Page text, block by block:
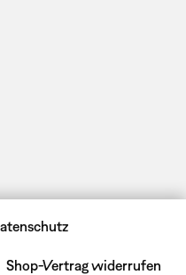
Shop-Vertrag widerrufen